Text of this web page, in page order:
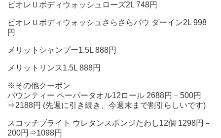
ビオレＵボディウォッシュローズ2L 748円
ビオレＵボディウォッシュさらさらパウ ダーイン2L 998
円
メリットシャンプー1.5L 888円
メリットリンス1.5L 888円
※その他クーポン
バウンティー ペーパータオル12ロール 2688円－500円
⇒2188円 (先週に引き続き、今週末まで割引らしいです)
スコッチブライト ウレタンスポンジたわし12個 1298円－
200円⇒1098円